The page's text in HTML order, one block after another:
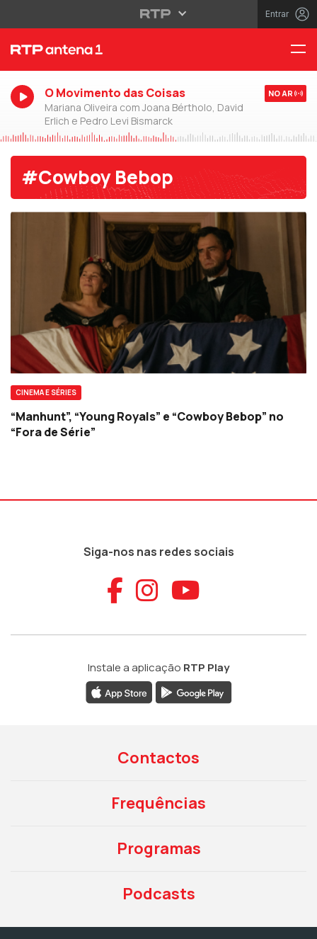
Entrar
O Movimento das Coisas
Mariana Oliveira com Joana Bértholo, David
Erlich e Pedro Levi Bismarck
NO AR
#Cowboy Bebop
CINEMA E SÉRIES
“Manhunt”, “Young Royals” e “Cowboy Bebop” no
“Fora de Série”
Siga-nos nas redes sociais
Aceder ao
Aceder ao
Aceder
Instale a aplicação RTP Play
Contactos
Frequências
Programas
Podcasts